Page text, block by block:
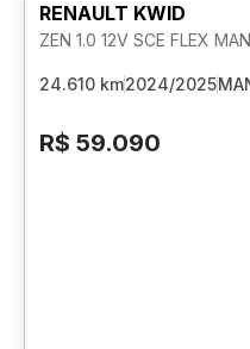
RENAULT KWID
ZEN 1.0 12V SCE FLEX
24.610 km2024/2025
R$ 59.090